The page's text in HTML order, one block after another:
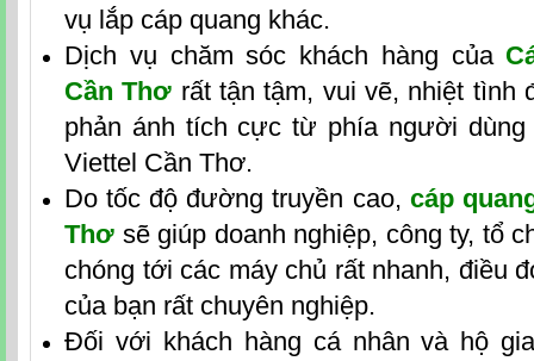
vụ lắp cáp quang khác.
Dịch vụ chăm sóc khách hàng của
Cần Thơ rất tận tậm, vui vẽ, nhiệt tình
phản ánh tích cực từ phía người dùng
Viettel Cần Thơ.
Do tốc độ đường truyền cao, cáp
Thơ sẽ giúp doanh nghiệp, công ty, tổ
chóng tới các máy chủ rất nhanh, điều
của bạn rất chuyên nghiệp.
Đối với khách hàng cá nhân và hộ